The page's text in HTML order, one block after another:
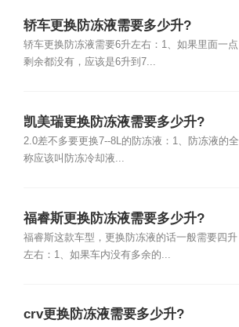
轿车更换防冻液需要多少升?
轿车更换防冻液需要6升左右：1、如果里面一点
剩余都没有，应该是6升到7...
凯美瑞更换防冻液需要多少升?
2.0差不多要更换7--8L的防冻液：1、防冻液的全
称应该叫防冻冷却液...
福睿斯更换防冻液需要多少升?
福睿斯这款车型，更换防冻液的话一般需要四升
左右：1、如果车内没有多余的...
crv更换防冻液需要多少升?